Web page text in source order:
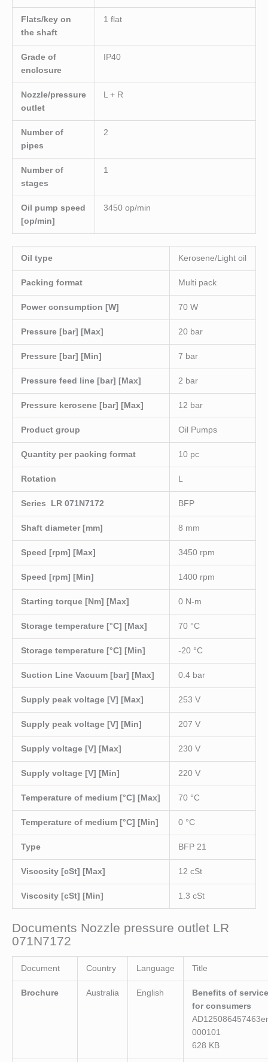
Flats/key on
the shaft
1 flat
Grade of
enclosure
IP40
Nozzle/pressure
outlet
L + R
Number of
pipes
2
Number of
stages
1
Oil pump speed
[op/min]
3450 op/min
Oil type Kerosene/Light oil
Packing format Multi pack
Power consumption [W] 70 W
Pressure [bar] [Max] 20 bar
Pressure [bar] [Min] 7 bar
Pressure feed line [bar] [Max] 2 bar
Pressure kerosene [bar] [Max] 12 bar
Product group Oil Pumps
Quantity per packing format 10 pc
Rotation L
Series LR 071N7172 BFP
Shaft diameter [mm] 8 mm
Speed [rpm] [Max] 3450 rpm
Speed [rpm] [Min] 1400 rpm
Starting torque [Nm] [Max] 0 N-m
Storage temperature [°C] [Max] 70 °C
Storage temperature [°C] [Min] -20 °C
Suction Line Vacuum [bar] [Max] 0.4 bar
Supply peak voltage [V] [Max] 253 V
Supply peak voltage [V] [Min] 207 V
Supply voltage [V] [Max] 230 V
Supply voltage [V] [Min] 220 V
Temperature of medium [°C] [Max] 70 °C
Temperature of medium [°C] [Min] 0 °C
Type BFP 21
Viscosity [cSt] [Max] 12 cSt
Viscosity [cSt] [Min] 1.3 cSt
Documents Nozzle pressure outlet LR
071N7172
Document Country Language Title
Brochure Australia English
Benefits of service
for consumers
000101
628 KB